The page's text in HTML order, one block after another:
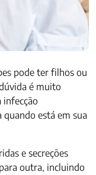
pode ter filhos ou
é muito
infecção
está em sua
e secreções
outra, incluindo